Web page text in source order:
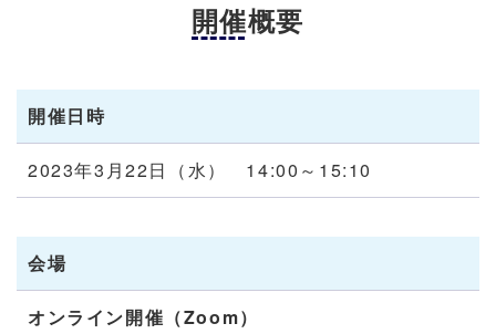
開催概要
開催日時
2023年3月22日（水） 14:00～15:10
会場
オンライン開催（Zoom）